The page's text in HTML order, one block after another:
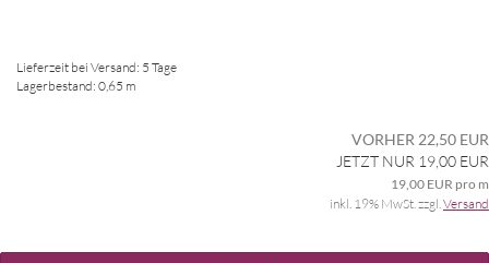
Lieferzeit bei Versand: 5 Tage
Lagerbestand: 0,65 m
VORHER 22,50 EUR
JETZT NUR 19,00 EUR
19,00 EUR pro m
inkl. 19% MwSt. zzgl.Versand